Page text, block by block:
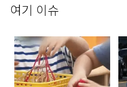
여기 이슈